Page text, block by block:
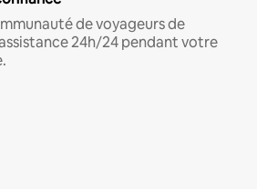
de voyageurs de
24h/24 pendant votre